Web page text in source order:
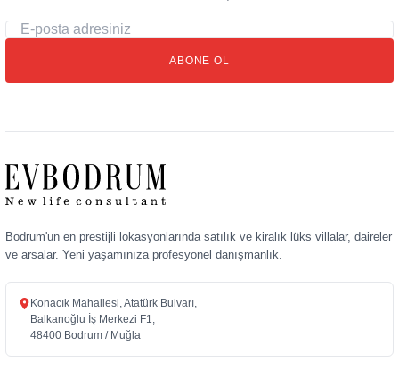
posta
ABONE OL
Bodrum'un en prestijli lokasyonlarında satılık ve kiralık lüks villalar, daireler
ve arsalar. Yeni yaşamınıza profesyonel danışmanlık.
Konacık Mahallesi, Atatürk Bulvarı,
Balkanoğlu İş Merkezi F1,
48400 Bodrum / Muğla